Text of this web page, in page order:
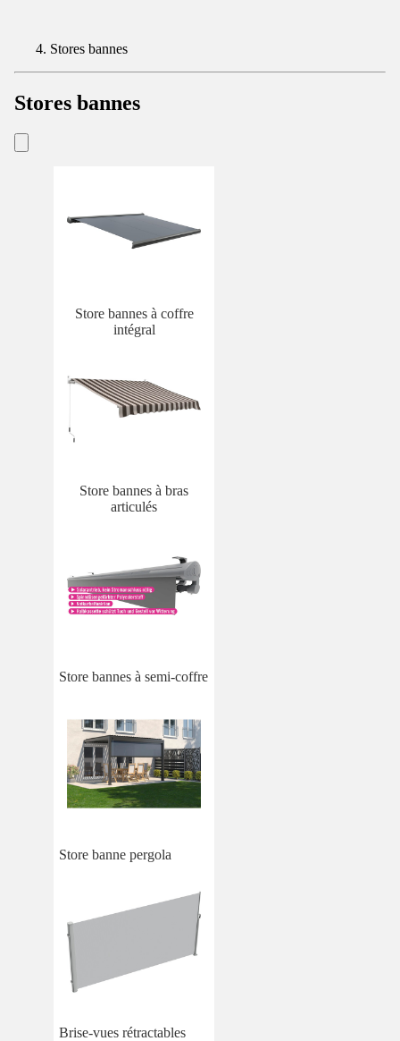
Stores bannes
Stores bannes
Store bannes à coffre
intégral
Store bannes à bras
articulés
Store bannes à semi-coffre
Store banne pergola
Brise-vues rétractables